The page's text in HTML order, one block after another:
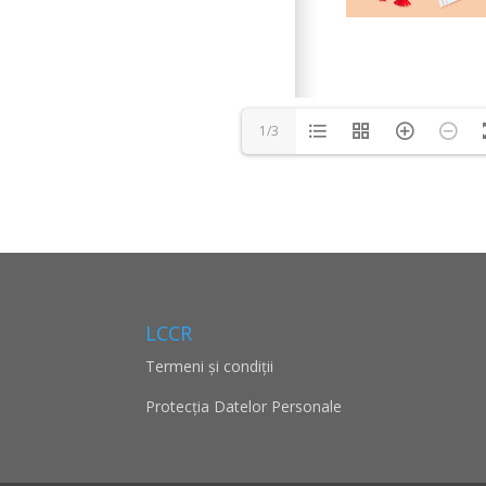
1/3
LCCR
Termeni și condiții
Protecţia Datelor Personale